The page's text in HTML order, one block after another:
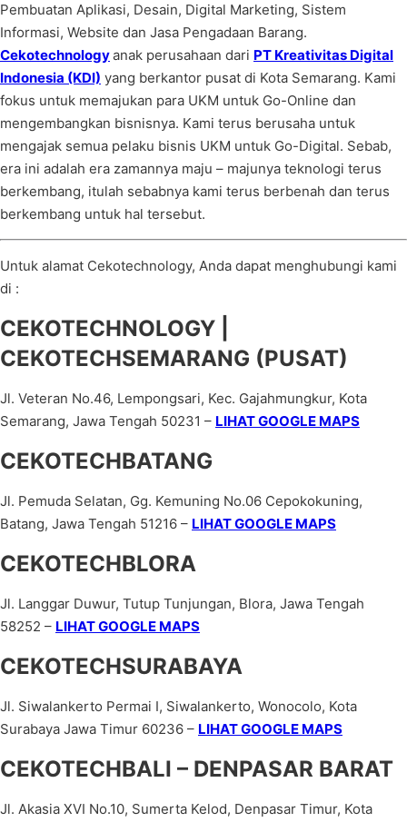
Pembuatan Aplikasi, Desain, Digital Marketing, Sistem
Informasi, Website dan Jasa Pengadaan Barang.
Cekotechnologyanak perusahaan dari PT Kreativitas Digital
Indonesia (KDI) yang berkantor pusat di Kota Semarang. Kami
fokus untuk memajukan para UKM untuk Go-Online dan
mengembangkan bisnisnya. Kami terus berusaha untuk
mengajak semua pelaku bisnis UKM untuk Go-Digital. Sebab,
era ini adalah era zamannya maju – majunya teknologi terus
berkembang, itulah sebabnya kami terus berbenah dan terus
berkembang untuk hal tersebut.
Untuk alamat Cekotechnology, Anda dapat menghubungi kami
di :
CEKOTECHNOLOGY |
CEKOTECHSEMARANG (PUSAT)
Jl. Veteran No.46, Lempongsari, Kec. Gajahmungkur, Kota
Semarang, Jawa Tengah 50231 – LIHAT GOOGLE MAPS
CEKOTECHBATANG
Jl. Pemuda Selatan, Gg. Kemuning No.06 Cepokokuning,
Batang, Jawa Tengah 51216 – LIHAT GOOGLE MAPS
CEKOTECHBLORA
Jl. Langgar Duwur, Tutup Tunjungan, Blora, Jawa Tengah
58252 – LIHAT GOOGLE MAPS
CEKOTECHSURABAYA
Jl. Siwalankerto Permai I, Siwalankerto, Wonocolo, Kota
Surabaya Jawa Timur 60236 – LIHAT GOOGLE MAPS
CEKOTECHBALI – DENPASAR BARAT
Jl. Akasia XVI No.10, Sumerta Kelod, Denpasar Timur, Kota